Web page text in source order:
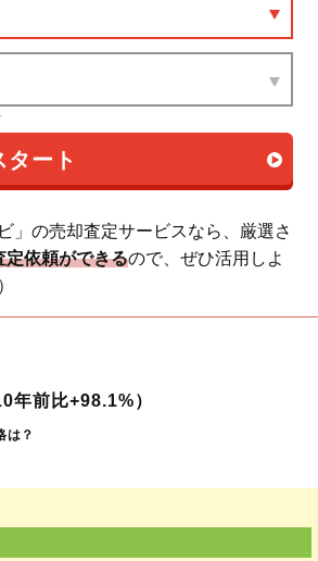
」の売却査定サービスなら、厳選さ
定依頼ができるので、ぜひ活用しよ
年前比+98.1%）
は？